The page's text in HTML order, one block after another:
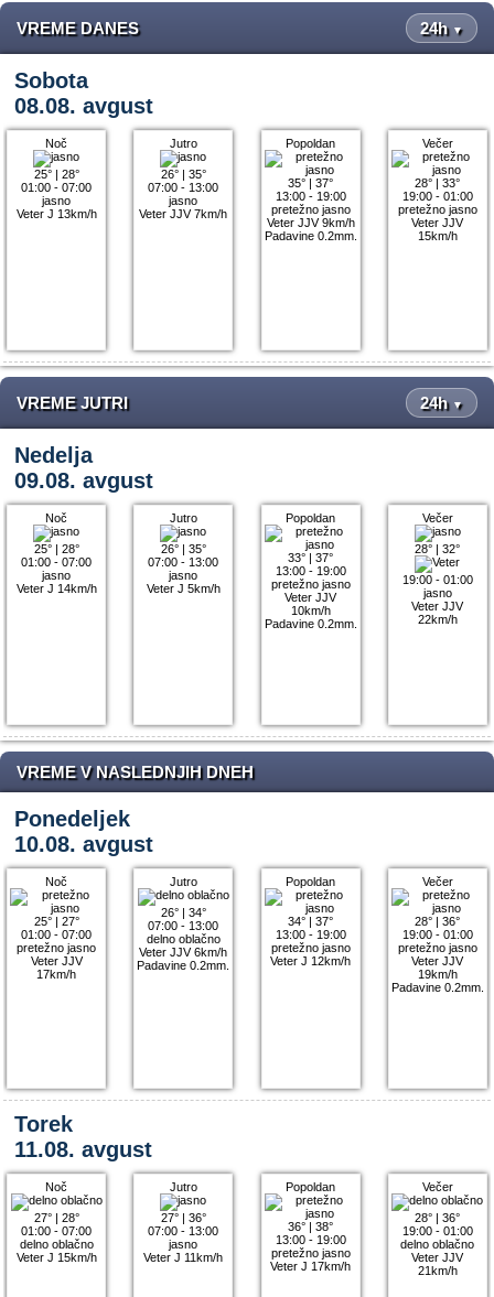
VREME DANES 24h ▼
Sobota
08.08. avgust
Noč
25°| 28°
01:00 - 07:00
jasno
Veter J 13km/h
Jutro
26°| 35°
07:00 - 13:00
jasno
Veter JJV 7km/h
Popoldan
35° |37°
13:00 - 19:00
pretežno jasno
Veter JJV 9km/h
Padavine 0.2mm.
Večer
28° |33°
19:00 - 01:00
pretežno jasno
Veter JJV
15km/h
VREME JUTRI 24h ▼
Nedelja
09.08. avgust
Noč
25°| 28°
01:00 - 07:00
jasno
Veter J 14km/h
Jutro
26°| 35°
07:00 - 13:00
jasno
Veter J 5km/h
Popoldan
33° |37°
13:00 - 19:00
pretežno jasno
Veter JJV
10km/h
Padavine 0.2mm.
Večer
28° |32°
19:00 - 01:00
jasno
Veter JJV
22km/h
VREME V NASLEDNJIH DNEH
Ponedeljek
10.08. avgust
Noč
25°| 27°
01:00 - 07:00
pretežno jasno
Veter JJV
17km/h
Jutro
26°| 34°
07:00 - 13:00
delno oblačno
Veter JJV 6km/h
Padavine 0.2mm.
Popoldan
34° |37°
13:00 - 19:00
pretežno jasno
Veter J 12km/h
Večer
28° |36°
19:00 - 01:00
pretežno jasno
Veter JJV
19km/h
Padavine 0.2mm.
Torek
11.08. avgust
Noč
27°| 28°
01:00 - 07:00
delno oblačno
Veter J 15km/h
Jutro
27°| 36°
07:00 - 13:00
jasno
Veter J 11km/h
Popoldan
36° |38°
13:00 - 19:00
pretežno jasno
Veter J 17km/h
Večer
28° |36°
19:00 - 01:00
delno oblačno
Veter JJV
21km/h